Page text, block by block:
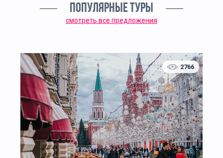
ПОПУЛЯРНЫЕ ТУРЫ
смотреть все предложения
2766